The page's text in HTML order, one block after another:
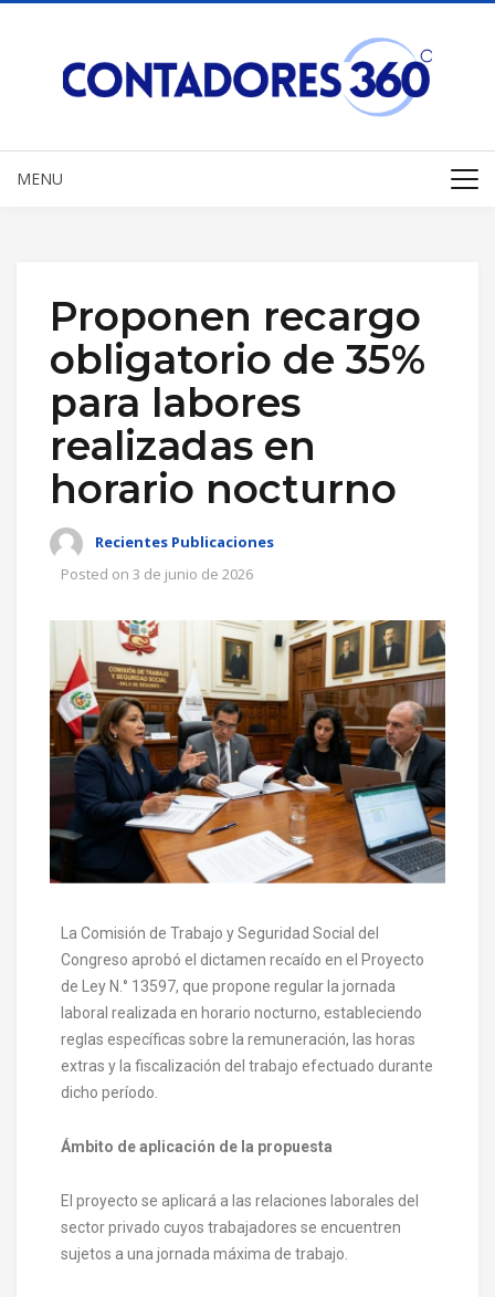
MENU
Proponen recargo
obligatorio de 35%
para labores
realizadas en
horario nocturno
Recientes Publicaciones
Posted on 3 de junio de 2026
La Comisión de Trabajo y Seguridad Social del
Congreso aprobó el dictamen recaído en el Proyecto
de Ley N.° 13597, que propone regular la jornada
laboral realizada en horario nocturno, estableciendo
reglas específicas sobre la remuneración, las horas
extras y la fiscalización del trabajo efectuado durante
dicho período.
Ámbito de aplicación de la propuesta
El proyecto se aplicará a las relaciones laborales del
sector privado cuyos trabajadores se encuentren
sujetos a una jornada máxima de trabajo.